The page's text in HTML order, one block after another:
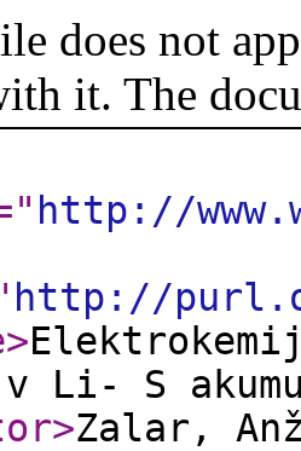
does not
it. The
http://
http://
>
Li- S
>Zalar,